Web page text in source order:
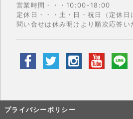
営業時間・・・10:00-18:00
定休日・・・土・日・祝日（定休日
問い合せは休み明けより順次応答い
プライバシーポリシー